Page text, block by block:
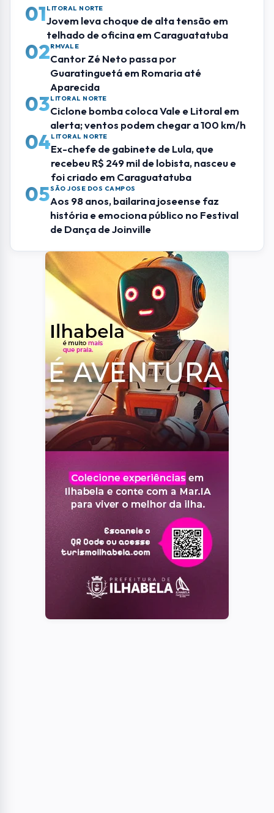
01 LITORAL NORTE
Jovem leva choque de alta tensão em
telhado de oficina em Caraguatatuba
02RMVALE
Cantor Zé Neto passa por
Guaratinguetá em Romaria até
Aparecida
03LITORAL NORTE
Ciclone bomba coloca Vale e Litoral em
alerta; ventos podem chegar a 100 km/h
04LITORAL NORTE
Ex-chefe de gabinete de Lula, que
recebeu R$ 249 mil de lobista, nasceu e
foi criado em Caraguatatuba
05SÃO JOSE DOS CAMPOS
Aos 98 anos, bailarina joseense faz
história e emociona público no Festival
de Dança de Joinville